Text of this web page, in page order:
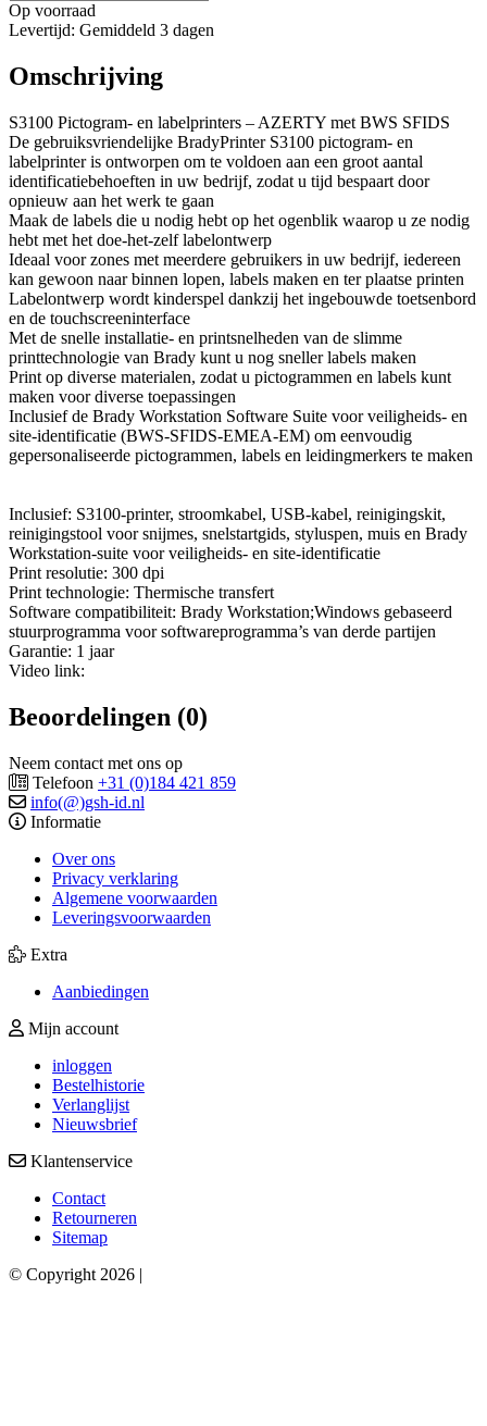
Op voorraad
Levertijd: Gemiddeld 3 dagen
Omschrijving
S3100 Pictogram- en labelprinters – AZERTY met BWS SFIDS
De gebruiksvriendelijke BradyPrinter S3100 pictogram- en
labelprinter is ontworpen om te voldoen aan een groot aantal
identificatiebehoeften in uw bedrijf, zodat u tijd bespaart door
opnieuw aan het werk te gaan
Maak de labels die u nodig hebt op het ogenblik waarop u ze nodig
hebt met het doe-het-zelf labelontwerp
Ideaal voor zones met meerdere gebruikers in uw bedrijf, iedereen
kan gewoon naar binnen lopen, labels maken en ter plaatse printen
Labelontwerp wordt kinderspel dankzij het ingebouwde toetsenbord
en de touchscreeninterface
Met de snelle installatie- en printsnelheden van de slimme
printtechnologie van Brady kunt u nog sneller labels maken
Print op diverse materialen, zodat u pictogrammen en labels kunt
maken voor diverse toepassingen
Inclusief de Brady Workstation Software Suite voor veiligheids- en
site-identificatie (BWS-SFIDS-EMEA-EM) om eenvoudig
gepersonaliseerde pictogrammen, labels en leidingmerkers te maken
Inclusief: S3100-printer, stroomkabel, USB-kabel, reinigingskit,
reinigingstool voor snijmes, snelstartgids, styluspen, muis en Brady
Workstation-suite voor veiligheids- en site-identificatie
Print resolutie: 300 dpi
Print technologie: Thermische transfert
Software compatibiliteit: Brady Workstation;Windows gebaseerd
stuurprogramma voor softwareprogramma’s van derde partijen
Garantie: 1 jaar
Video link:
Beoordelingen (0)
Neem contact met ons op
Telefoon +31 (0)184 421 859
info(@)gsh-id.nl
Informatie
Over ons
Privacy verklaring
Algemene voorwaarden
Leveringsvoorwaarden
Extra
Aanbiedingen
Mijn account
inloggen
Bestelhistorie
Verlanglijst
Nieuwsbrief
Klantenservice
Contact
Retourneren
Sitemap
© Copyright 2026 |